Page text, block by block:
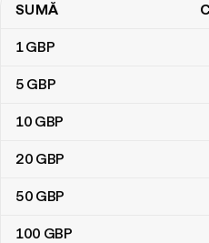
Tabel de conversie lire sterline în
SUMĂ
1GBP
5 GBP
10 GBP
20 GBP
50 GBP
100 GBP